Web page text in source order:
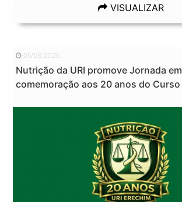
VISUALIZAR
05/08/2026
Nutrição da URI promove Jornada em
comemoração aos 20 anos do Curso